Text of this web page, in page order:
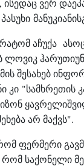
ისედაც ვერ
რატომ აჩუქა
ლოვიკ
შესახებ
კი "სამხრეთის
არ მაქვს".
ფერმერი
საქონელი